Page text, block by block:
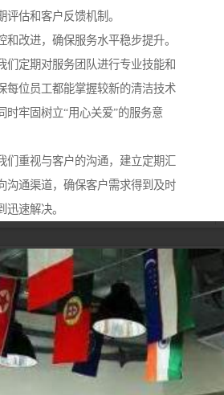
估和客户反馈机制。
和改进，确保服务水平稳步提升。
们定期对服务团队进行专业技能和
每位员工都能掌握较新的清洁技术
时牢固树立“用心关爱”的服务意
们重视与客户的沟通，建立定期汇
沟通渠道，确保客户需求得到及时
迅速解决。